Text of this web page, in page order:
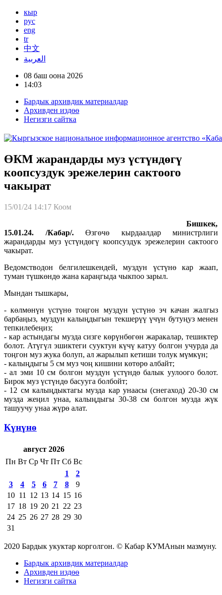
кыр
рус
eng
tr
中文
العربية
08 баш оона 2026
14:03
Бардык архивдик материалдар
Архивден издөө
Негизги сайтка
ӨКМ жарандарды муз үстүндөгү
коопсуздук эрежелерин сактоого
чакырат
15/01/24 14:17 Коом
Бишкек,
15.01.24. /Кабар/. Өзгөчө кырдаалдар министрлиги
жарандарды муз үстүндөгү коопсуздук эрежелерин сактоого
чакырат.
Ведомстводон белгилешкендей, муздун үстүнө кар жаап,
туман түшкөндө жана караңгыда чыкпоо зарыл.
Мындан тышкары,
- көлмөнүн үстүнө тоңгон муздун үстүнө эч качан жалгыз
барбаңыз, муздун калыңдыгын текшерүү үчүн бутуңуз менен
тепкилебеңиз;
- кар астындагы музда сизге көрүнбөгөн жаракалар, тешиктер
болот. Атүгүл эшиктеги сууктун күчү катуу болгон учурда да
тоңгон муз жука болуп, ал жарылып кетиши толук мүмкүн;
- калыңдыгы 5 см муз чоң кишини көтөрө албайт;
- ал эми 10 см болгон муздун үстүндө балык уулоого болот.
Бирок муз үстүндө басууга болбойт;
- 12 см калыңдыктагы музда кар унаасы (снегаход) 20-30 см
музда жеңил унаа, калыңдыгы 30-38 см болгон музда жүк
ташуучу унаа жүрө алат.
Күнүнө
август 2026
Пн Вт Ср Чт Пт Сб Вс
1
2
3
4 5 6 7 8
9
10 11 12 13 14 15 16
17 18 19 20 21 22 23
24 25 26 27 28 29 30
31
2020 Бардык укуктар корголгон. © Кабар КУМАнын мазмуну.
Бардык архивдик материалдар
Архивден издөө
Негизги сайтка